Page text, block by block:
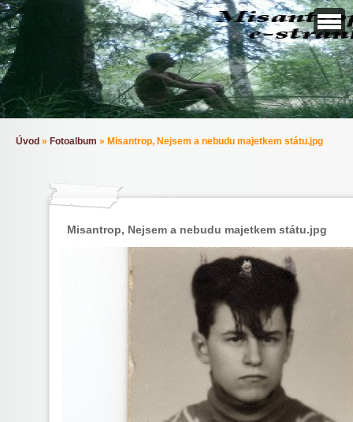
Úvod » Fotoalbum » Misantrop, Nejsem a nebudu majetkem státu.jpg
Misantrop, Nejsem a nebudu majetkem státu.jpg